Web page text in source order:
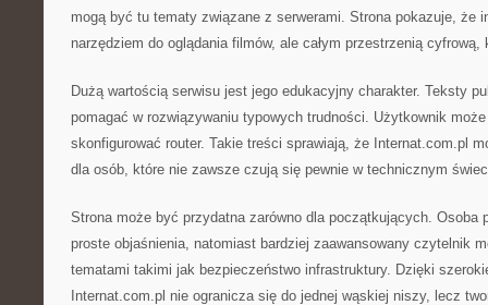
mogą być tu tematy związane z serwerami. Strona pokazuje, że
narzędziem do oglądania filmów, ale całym przestrzenią
Dużą wartością serwisu jest jego edukacyjny charakter. Teksty
pomagać w rozwiązywaniu typowych trudności. Użytkownik
skonfigurować router. Takie treści sprawiają, że Internat.com.pl
dla osób, które nie zawsze czują się pewnie w technicznym
Strona może być przydatna zarówno dla początkujących. Osoba
proste objaśnienia, natomiast bardziej zaawansowany czytelnik
tematami takimi jak bezpieczeństwo infrastruktury. Dzięki
Internat.com.pl nie ogranicza się do jednej wąskiej niszy, lecz